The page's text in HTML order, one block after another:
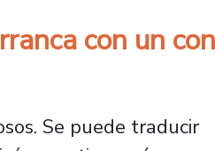
con un
Se puede traducir